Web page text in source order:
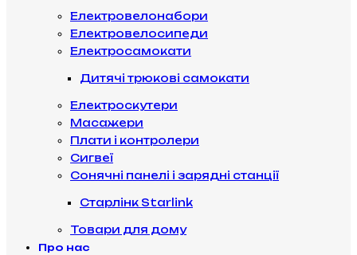
Електровелонабори
Електровелосипеди
Електросамокати
Дитячі трюкові самокати
Електроскутери
Масажери
Плати і контролери
Сигвеї
Сонячні панелі і зарядні станції
Старлінк Starlink
Товари для дому
Про нас